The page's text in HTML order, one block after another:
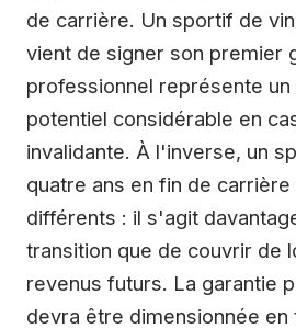
de carrière. Un sportif de
vient de signer son premier
professionnel représente un
potentiel considérable en
invalidante. À l'inverse, un
quatre ans en fin de
différents : il s'agit
transition que de couvrir de
revenus futurs. La garantie
devra être dimensionnée en